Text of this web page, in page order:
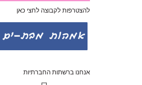
להצטרפות לקבוצה לחצי כאן
אנחנו ברשתות החברתיות